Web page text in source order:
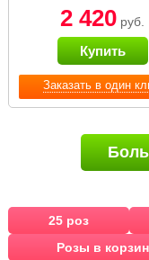
Заказать в один
2 420 руб.
Купить
25 роз
Розы в